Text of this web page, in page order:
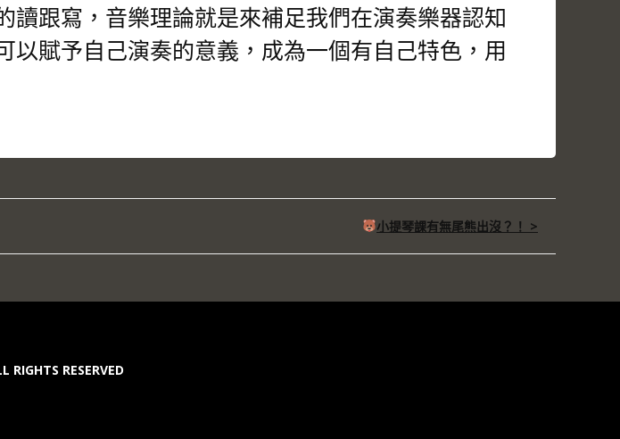
跟寫，音樂理論就是來補足我們在演奏樂器認知
賦予自己演奏的意義，成為一個有自己特色，用
小提琴課有無尾熊出沒？！ >
RIGHTS RESERVED